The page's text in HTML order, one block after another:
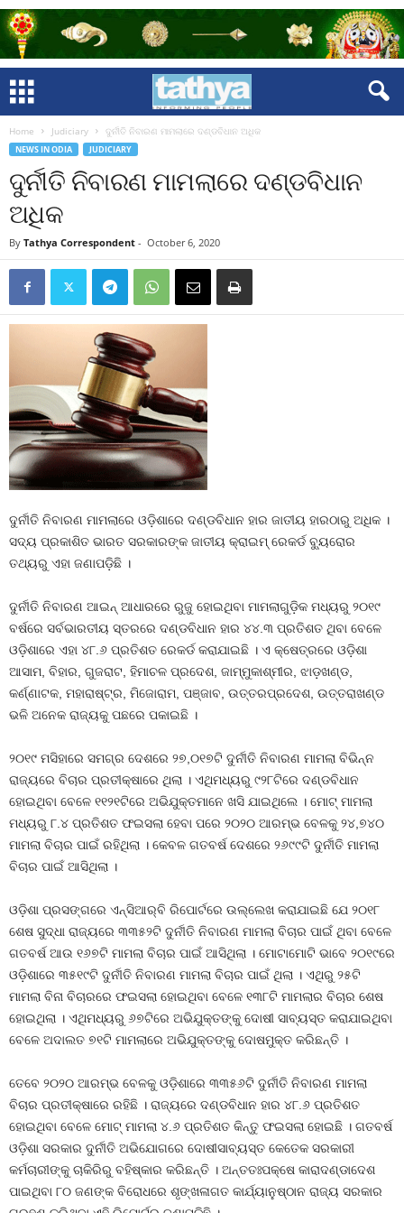
Home Judiciary ଦୁର୍ନୀତି ନିବାରଣ ମାମଲାରେ ଦଣ୍ଡବିଧାନ ଅଧିକ
NEWS IN ODIA JUDICIARY
ଦୁର୍ନୀତି ନିବାରଣ ମାମଲାରେ ଦଣ୍ଡବିଧାନ
ଅଧିକ
By Tathya Correspondent - October 6, 2020
ଦୁର୍ନୀତି ନିବାରଣ ମାମଲାରେ ଓଡ଼ିଶାରେ ଦଣ୍ଡବିଧାନ ହାର ଜାତୀୟ ହାରଠାରୁ ଅଧିକ ।
ସଦ୍ୟ ପ୍ରକାଶିତ ଭାରତ ସରକାରଙ୍କ ଜାତୀୟ କ୍ରାଇମ୍‍ ରେକର୍ଡ ବ୍ୟୁରୋର
ତଥ୍ୟରୁ ଏହା ଜଣାପଡ଼ିଛି ।
ଦୁର୍ନୀତି ନିବାରଣ ଆଇନ୍‍ ଆଧାରରେ ରୁଜୁ ହୋଇଥିବା ମାମଲାଗୁଡ଼ିକ ମଧ୍ୟରୁ ୨୦୧୯
ବର୍ଷରେ ସର୍ବଭାରତୀୟ ସ୍ତରରେ ଦଣ୍ଡବିଧାନ ହାର ୪୪.୩ ପ୍ରତିଶତ ଥିବା ବେଳେ
ଓଡ଼ିଶାରେ ଏହା ୪୮.୬ ପ୍ରତିଶତ ରେକର୍ଡ କରାଯାଇଛି । ଏ କ୍ଷେତ୍ରରେ ଓଡ଼ିଶା
ଆସାମ, ବିହାର, ଗୁଜରାଟ, ହିମାଚଳ ପ୍ରଦେଶ, ଜାମ୍ମୁକାଶ୍ମୀର, ଝାଡ଼ଖଣ୍ଡ,
କର୍ଣ୍ଣାଟକ, ମହାରାଷ୍ଟ୍ର, ମିଜୋରାମ, ପଞ୍ଜାବ, ଉତ୍ତରପ୍ରଦେଶ, ଉତ୍ତରାଖଣ୍ଡ
ଭଳି ଅନେକ ରାଜ୍ୟକୁ ପଛରେ ପକାଇଛି ।
୨୦୧୯ ମସିହାରେ ସମଗ୍ର ଦେଶରେ ୨୭,୦୧୭ଟି ଦୁର୍ନୀତି ନିବାରଣ ମାମଲା ବିଭିନ୍ନ
ରାଜ୍ୟରେ ବିଚାର ପ୍ରତୀକ୍ଷାରେ ଥିଲା । ଏଥିମଧ୍ୟରୁ ୯୨୮ଟିରେ ଦଣ୍ଡବିଧାନ
ହୋଇଥିବା ବେଳେ ୧୧୨୧ଟିରେ ଅଭିଯୁକ୍ତମାନେ ଖସି ଯାଇଥିଲେ । ମୋଟ୍‍ ମାମଲା
ମଧ୍ୟରୁ ୮.୪ ପ୍ରତିଶତ ଫଇସଲା ହେବା ପରେ ୨୦୨୦ ଆରମ୍ଭ ବେଳକୁ ୨୪,୭୪୦
ମାମଲା ବିଚାର ପାଇଁ ରହିଥିଲା । କେବଳ ଗତବର୍ଷ ଦେଶରେ ୨୬୯୯ଟି ଦୁର୍ନୀତି ମାମଲା
ବିଚାର ପାଇଁ ଆସିଥିଲା ।
ଓଡ଼ିଶା ପ୍ରସଙ୍ଗରେ ଏନ୍‍ସିଆର୍‍ବି ରିପୋର୍ଟରେ ଉଲ୍ଲେଖ କରାଯାଇଛି ଯେ ୨୦୧୮
ଶେଷ ସୁଦ୍ଧା ରାଜ୍ୟରେ ୩୩୫୨ଟି ଦୁର୍ନୀତି ନିବାରଣ ମାମଲା ବିଚାର ପାଇଁ ଥିବା ବେଳେ
ଗତବର୍ଷ ଆଉ ୧୬୭ଟି ମାମଲା ବିଚାର ପାଇଁ ଆସିଥିଲା । ମୋଟାମୋଟି ଭାବେ ୨୦୧୯ରେ
ଓଡ଼ିଶାରେ ୩୫୧୯ଟି ଦୁର୍ନୀତି ନିବାରଣ ମାମଲା ବିଚାର ପାଇଁ ଥିଲା । ଏଥିରୁ ୨୫ଟି
ମାମଲା ବିନା ବିଚାରରେ ଫଇସଲା ହୋଇଥିବା ବେଳେ ୧୩୮ଟି ମାମଲାର ବିଚାର ଶେଷ
ହୋଇଥିଲା । ଏଥିମଧ୍ୟରୁ ୬୭ଟିରେ ଅଭିଯୁକ୍ତଙ୍କୁ ଦୋଷୀ ସାବ୍ୟସ୍ତ କରାଯାଇଥିବା
ବେଳେ ଅଦାଲତ ୭୧ଟି ମାମଲାରେ ଅଭିଯୁକ୍ତଙ୍କୁ ଦୋଷମୁକ୍ତ କରିଛନ୍ତି ।
ତେବେ ୨୦୨୦ ଆରମ୍ଭ ବେଳକୁ ଓଡ଼ିଶାରେ ୩୩୫୬ଟି ଦୁର୍ନୀତି ନିବାରଣ ମାମଲା
ବିଚାର ପ୍ରତୀକ୍ଷାରେ ରହିଛି । ରାଜ୍ୟରେ ଦଣ୍ଡବିଧାନ ହାର ୪୮.୬ ପ୍ରତିଶତ
ହୋଇଥିବା ବେଳେ ମୋଟ୍‍ ମାମଲା ୪.୬ ପ୍ରତିଶତ କିନ୍ତୁ ଫଇସଲା ହୋଇଛି । ଗତବର୍ଷ
ଓଡ଼ିଶା ସରକାର ଦୁର୍ନୀତି ଅଭିଯୋଗରେ ଦୋଷୀସାବ୍ୟସ୍ତ କେତେକ ସରକାରୀ
କର୍ମଚାରୀଙ୍କୁ ଚାକିରିରୁ ବହିଷ୍କାର କରିଛନ୍ତି । ଅନ୍ତତଃପକ୍ଷେ କାରାଦଣ୍ଡାଦେଶ
ପାଇଥିବା ୮୦ ଜଣଙ୍କ ବିରୋଧରେ ଶୃଙ୍ଖଳାଗତ କାର୍ଯ୍ୟାନୁଷ୍ଠାନ ରାଜ୍ୟ ସରକାର